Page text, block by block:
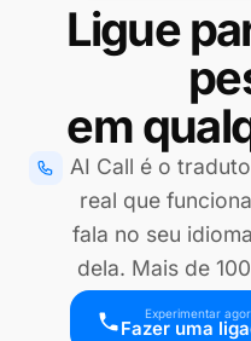
Ligue
em
AI Call é o
real que
fala no seu
dela. Mais de
Experimentar
Fazer uma